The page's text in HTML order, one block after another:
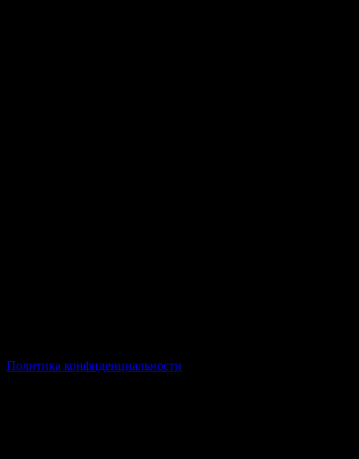
Политика конфиденциальности